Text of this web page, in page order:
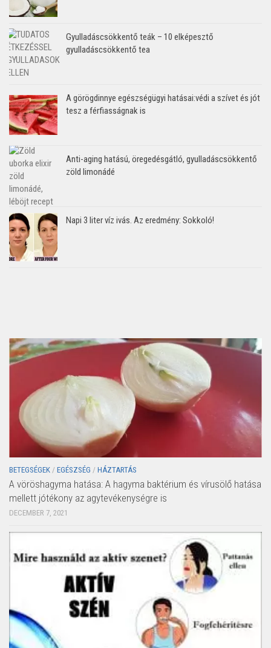
Gyulladáscsökkentő teák – 10 elképesztő
gyulladáscsökkentő tea
A görögdinnye egészségügyi hatásai:védi a szívet és jót
tesz a férfiasságnak is
Anti-aging hatású, öregedésgátló, gyulladáscsökkentő
zöld limonádé
Napi 3 liter víz ivás. Az eredmény: Sokkoló!
BETEGSÉGEK / EGÉSZSÉG / HÁZTARTÁS
A vöröshagyma hatása: A hagyma baktérium és vírusölő hatása
mellett jótékony az agytevékenységre is
DECEMBER 7, 2021